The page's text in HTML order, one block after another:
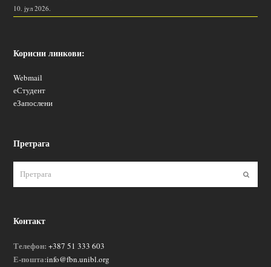
10. јул 2026.
Корисни линкови:
Webmail
еСтудент
еЗапослени
Претрага
Контакт
Телефон: +387 51 333 603
Е-пошта:info@fbn.unibl.org